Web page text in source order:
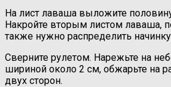
На лист лаваша выложите
Накройте вторым листом лаваша,
также нужно распределить
Сверните рулетом. Нарежьте на
шириной около 2 см, обжарьте на
двух сторон.